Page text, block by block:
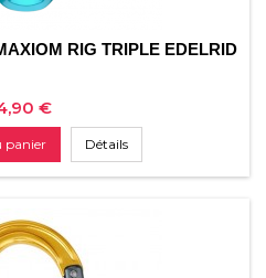
RIG TRIPLE EDELRID
€
panier Détails